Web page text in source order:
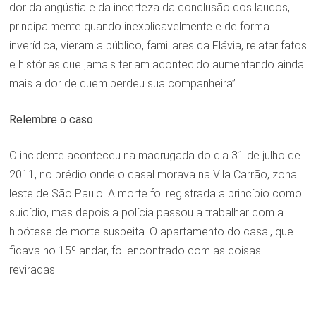
dor da angústia e da incerteza da conclusão dos laudos,
principalmente quando inexplicavelmente e de forma
inverídica, vieram a público, familiares da Flávia, relatar fatos
e histórias que jamais teriam acontecido aumentando ainda
mais a dor de quem perdeu sua companheira”.
Relembre o caso
O incidente aconteceu na madrugada do dia 31 de julho de
2011, no prédio onde o casal morava na Vila Carrão, zona
leste de São Paulo. A morte foi registrada a princípio como
suicídio, mas depois a polícia passou a trabalhar com a
hipótese de morte suspeita. O apartamento do casal, que
ficava no 15º andar, foi encontrado com as coisas
reviradas.